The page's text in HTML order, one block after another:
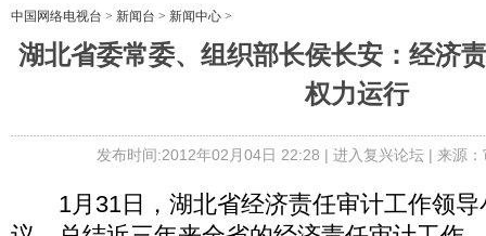
中国网络电视台 > 新闻台 > 新闻中心 >
湖北省委常委、组织部长侯长安：经济
权力运行
发布时间:2012年02月04日 22:28 | 进入复兴论坛| 来源
1月31日，湖北省经济责任审计工作领导